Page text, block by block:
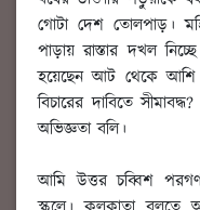
গোটা দেশ তোলপাড়।
পাড়ায় রাস্তার দখল
হয়েছেন আট থেকে
বিচারের দাবিতে
অভিজ্ঞতা বলি।
আমি উত্তর চব্বিশ